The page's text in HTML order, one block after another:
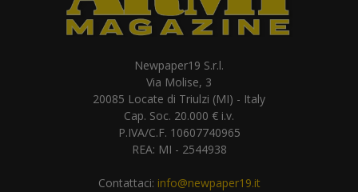
Newpaper19 S.r.l.
Via Molise, 3
20085 Locate di Triulzi (MI) - Italy
Cap. Soc. 20.000 € i.v.
P.IVA/C.F. 10607740965
REA: MI - 2544938
Contattaci: info@newpaper19.it